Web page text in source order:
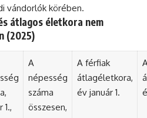
vándorlók körében.
átlagos életkora nem
(2025)
1.,
A
népesség
száma
összesen,
A férfiak
átlagéletkora,
év január 1.